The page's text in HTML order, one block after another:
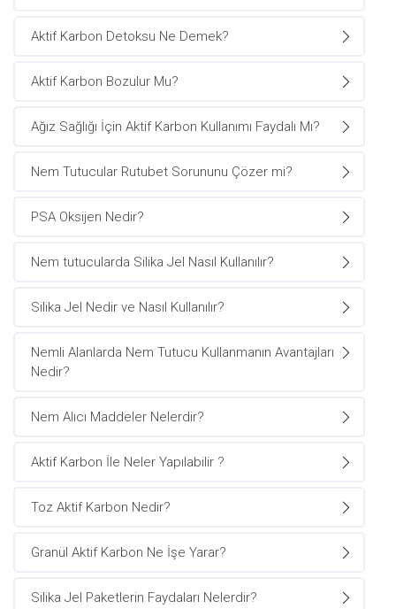
Aktif Karbon Detoksu Ne Demek?
Aktif Karbon Bozulur Mu?
Ağız Sağlığı İçin Aktif Karbon Kullanımı Faydalı Mı?
Nem Tutucular Rutubet Sorununu Çözer mi?
PSA Oksijen Nedir?
Nem tutucularda Silika Jel Nasıl Kullanılır?
Silika Jel Nedir ve Nasıl Kullanılır?
Nemli Alanlarda Nem Tutucu Kullanmanın Avantajları
Nedir?
Nem Alıcı Maddeler Nelerdir?
Aktif Karbon İle Neler Yapılabilir ?
Toz Aktif Karbon Nedir?
Granül Aktif Karbon Ne İşe Yarar?
Silika Jel Paketlerin Faydaları Nelerdir?